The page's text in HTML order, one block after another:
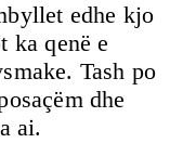
edhe kjo
ka qenë e
Tash po
dhe
ai.